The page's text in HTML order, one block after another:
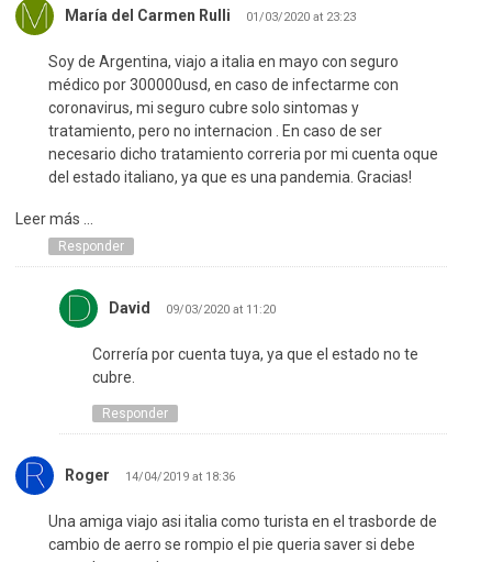
María del Carmen Rulli 01/03/2020 at 23:23
Soy de Argentina, viajo a italia en mayo con seguro
médico por 300000usd, en caso de infectarme con
coronavirus, mi seguro cubre solo sintomas y
tratamiento, pero no internacion . En caso de ser
necesario dicho tratamiento correria por mi cuenta oque
del estado italiano, ya que es una pandemia. Gracias!
Leer más ...
Responder
David 09/03/2020 at 11:20
Correría por cuenta tuya, ya que el estado no te
cubre.
Responder
Roger 14/04/2019 at 18:36
Una amiga viajo asi italia como turista en el trasborde de
cambio de aerro se rompio el pie queria saver si debe